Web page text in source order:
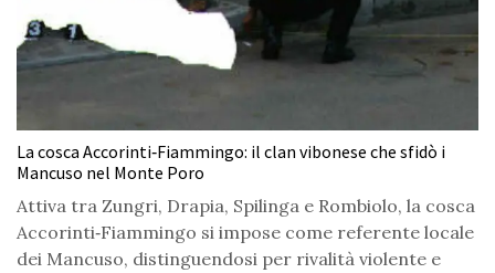
La cosca Accorinti‑Fiammingo: il clan vibonese che sfidò i
Mancuso nel Monte Poro
Attiva tra Zungri, Drapia, Spilinga e Rombiolo, la cosca
Accorinti‑Fiammingo si impose come referente locale
dei Mancuso, distinguendosi per rivalità violente e